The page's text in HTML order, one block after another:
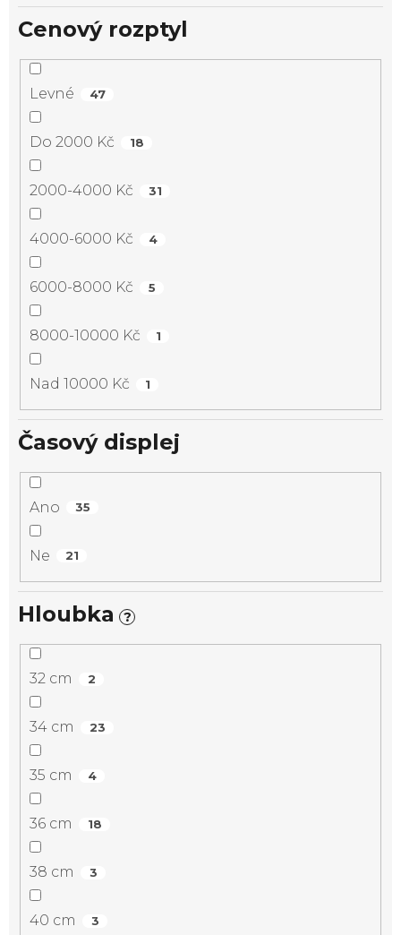
Cenový rozptyl
Levné 47
Do 2000 Kč 18
2000-4000 Kč 31
4000-6000 Kč 4
6000-8000 Kč 5
8000-10000 Kč 1
Nad 10000 Kč 1
Časový displej
Ano 35
Ne 21
Hloubka ?
32 cm 2
34 cm 23
35 cm 4
36 cm 18
38 cm 3
40 cm 3